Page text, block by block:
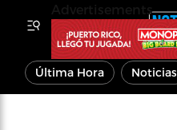
Última Hora Noticias
Advertisements